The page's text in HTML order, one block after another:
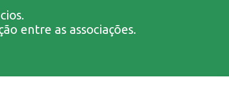
entre as associações.